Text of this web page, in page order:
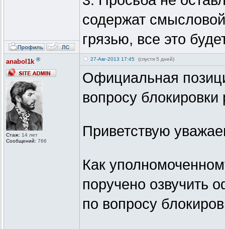
содержат
грязью, все это
anabol1k ®
Стаж: 14 лет
Сообщений: 766
27-Авг-2013 17:45 (спустя 5 дней)
Официальная
вопросу
Приветствую
Как
поручено озвучить
по вопросу